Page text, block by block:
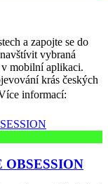
a zapojte se do
vybraná
mobilní aplikaci.
krás českých
informací:
OBSESSION